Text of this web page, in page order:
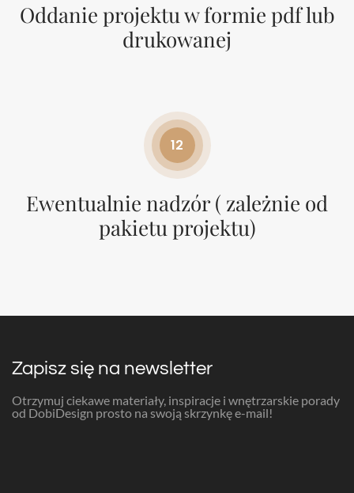
Oddanie projektu w formie pdf lub
drukowanej
12
Ewentualnie nadzór ( zależnie od
pakietu projektu)
Zapisz się na newsletter
Otrzymuj ciekawe materiały, inspiracje i wnętrzarskie porady
od DobiDesign prosto na swoją skrzynkę e-mail!